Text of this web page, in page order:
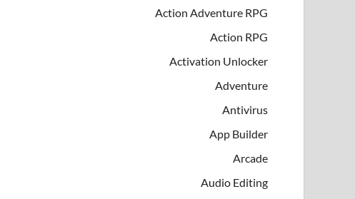
Action Adventure RPG
Action RPG
Activation Unlocker
Adventure
Antivirus
App Builder
Arcade
Audio Editing